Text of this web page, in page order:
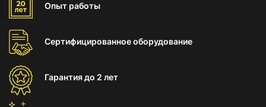
Опыт работы
Сертифицированноеоборудование
Гарантиядо 2 лет